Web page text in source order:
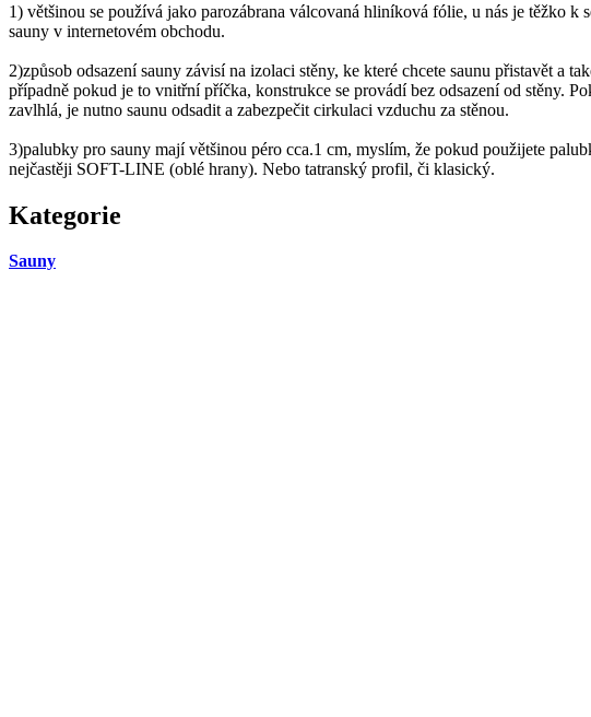
1) většinou se používá jako parozábrana válcovaná hliníková fólie, u nás je těžko
sauny v internetovém obchodu.
2)způsob odsazení sauny závisí na izolaci stěny, ke které chcete saunu přistavět a
případně pokud je to vnitřní příčka, konstrukce se provádí bez odsazení od stěny.
zavlhlá, je nutno saunu odsadit a zabezpečit cirkulaci vzduchu za stěnou.
3)palubky pro sauny mají většinou péro cca.1 cm, myslím, že pokud použijete
nejčastěji SOFT-LINE (oblé hrany). Nebo tatranský profil, či klasický.
Kategorie
Sauny